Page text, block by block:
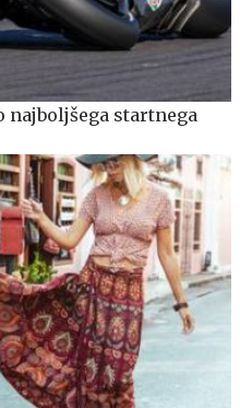
startnega